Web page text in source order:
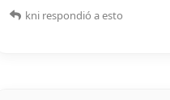
kni respondió a esto